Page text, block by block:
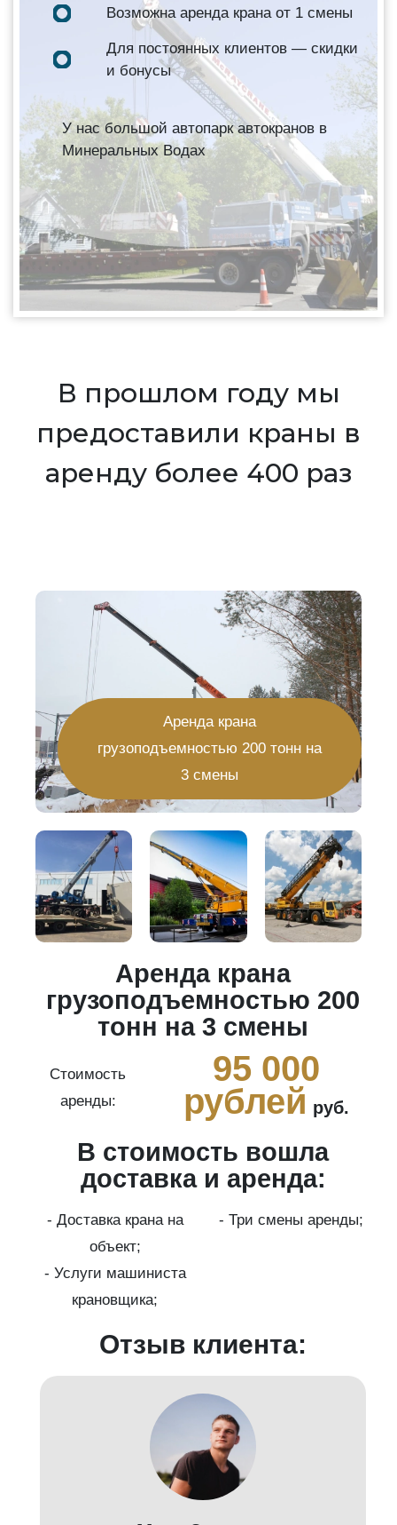
Возможна аренда крана от 1 смены
Для постоянных клиентов — скидки
и бонусы
У нас большой автопарк автокранов в
Минеральных Водах
В прошлом году мы
предоставили краны в
аренду более 400 раз
Аренда крана
грузоподъемностью 200 тонн на
3 смены
Аренда крана
грузоподъемностью 200
тонн на 3 смены
Стоимость
аренды:
95 000
рублей руб.
В стоимость вошла
доставка и аренда:
- Доставка крана на
объект;
- Три смены аренды;
- Услуги машиниста
крановщика;
Отзыв клиента: